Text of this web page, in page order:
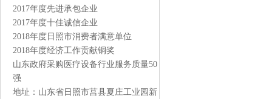
2017年度先进承包企业
2017年度十佳诚信企业
2018年度日照市消费者满意单位
2018年度经济工作贡献铜奖
山东政府采购医疗设备行业服务质量50
强
地址：山东省日照市莒县夏庄工业园新